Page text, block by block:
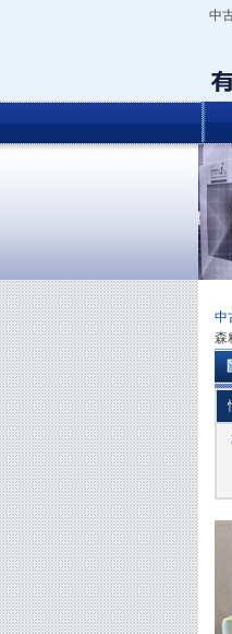
中
中
森